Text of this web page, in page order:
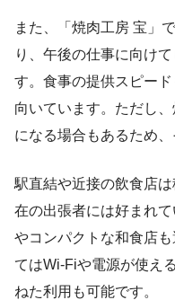
また、「焼肉工房 宝」
り、午後の仕事に向け
す。食事の提供スピー
向いています。ただし
になる場合もあるため
駅直結や近接の飲食店
在の出張者には好まれ
やコンパクトな和食店
てはWi-Fiや電源が使え
ねた利用も可能です。